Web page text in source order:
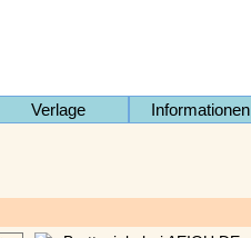
Verlage Informationen